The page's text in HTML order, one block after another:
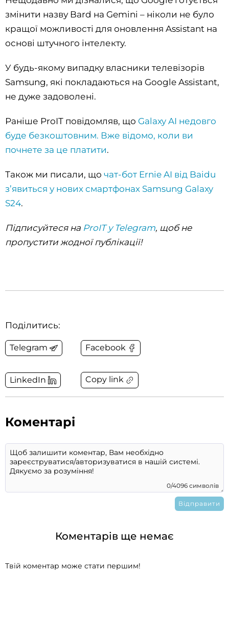
змінити назву Bard на Gemini – ніколи не було
кращої можливості для оновлення Assistant на
основі штучного інтелекту.
У будь-якому випадку власники телевізорів
Samsung, які покладаються на Google Assistant,
не дуже задоволені.
Раніше ProIT повідомляв, що Galaxy AI недовго
буде безкоштовним. Вже відомо, коли ви
почнете за це платити.
Також ми писали, що чат-бот Ernie AI від Baidu
з’явиться у нових смартфонах Samsung Galaxy
S24.
Підписуйтеся на ProIT у Telegram, щоб не
пропустити жодної публікації!
Поділитись:
Telegram Facebook
LinkedIn Copy link
Коментарі
0/4096 символів
Коментарів ще немає
Твій коментар може стати першим!